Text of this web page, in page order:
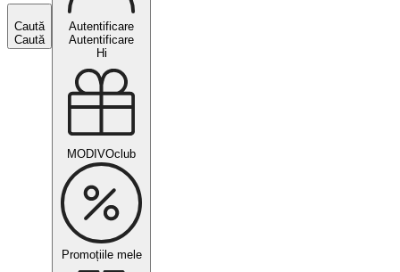
Caută
Caută
Autentificare
Autentificare
Hi
MODIVOclub
Promoțiile mele